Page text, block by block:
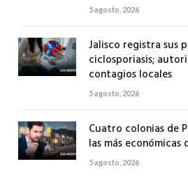
5 agosto, 2026
Jalisco registra sus
ciclosporiasis;
contagios locales
5 agosto, 2026
Cuatro colonias de
las más económicas
5 agosto, 2026